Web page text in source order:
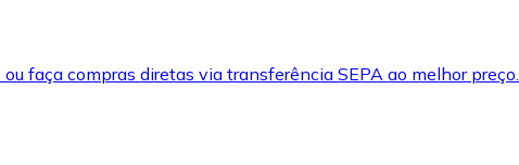
faça compras diretas via transferência SEPA ao melhor preço.